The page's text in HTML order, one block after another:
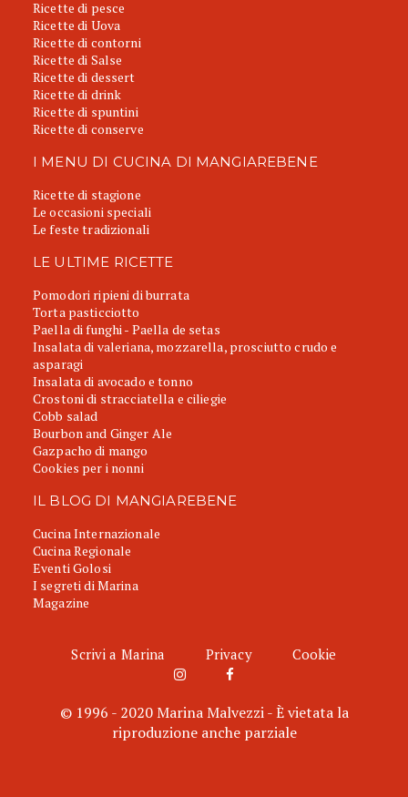
Ricette di pesce
Ricette di Uova
Ricette di contorni
Ricette di Salse
Ricette di dessert
Ricette di drink
Ricette di spuntini
Ricette di conserve
I MENU DI CUCINA DI MANGIAREBENE
Ricette di stagione
Le occasioni speciali
Le feste tradizionali
LE ULTIME RICETTE
Pomodori ripieni di burrata
Torta pasticciotto
Paella di funghi - Paella de setas
Insalata di valeriana, mozzarella, prosciutto crudo e
asparagi
Insalata di avocado e tonno
Crostoni di stracciatella e ciliegie
Cobb salad
Bourbon and Ginger Ale
Gazpacho di mango
Cookies per i nonni
IL BLOG DI MANGIAREBENE
Cucina Internazionale
Cucina Regionale
Eventi Golosi
I segreti di Marina
Magazine
Scrivi a Marina Privacy Cookie
© 1996 - 2020 Marina Malvezzi - È vietata la
riproduzione anche parziale